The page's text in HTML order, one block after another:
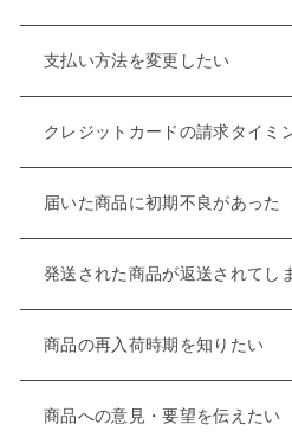
支払い方法を変更したい
クレジットカードの請求タイミ
届いた商品に初期不良があった
発送された商品が返送されてし
商品の再入荷時期を知りたい
商品への意見・要望を伝えたい